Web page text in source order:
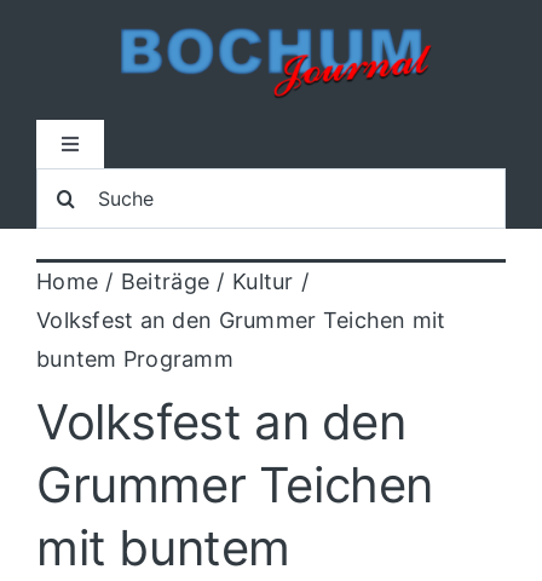
Toggle
Home
Lokal
Blaulicht
Sport
Kultur
Suche
nach:
Home Beiträge
Kultur
Volksfest an den Grummer Teichen mit
buntem Programm
Volksfest an den
Grummer Teichen
mit buntem